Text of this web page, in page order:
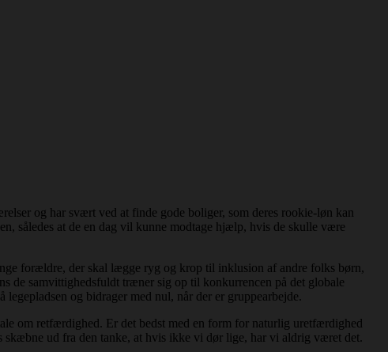
og har svært ved at finde gode boliger, som deres rookie-løn kan
således at de en dag vil kunne modtage hjælp, hvis de skulle være
forældre, der skal lægge ryg og krop til inklusion af andre folks børn,
de samvittighedsfuldt træner sig op til konkurrencen på det globale
og bidrager med nul, når der er gruppearbejde.
om retfærdighed. Er det bedst med en form for naturlig uretfærdighed
skæbne ud fra den tanke, at hvis ikke vi dør lige, har vi aldrig været det.